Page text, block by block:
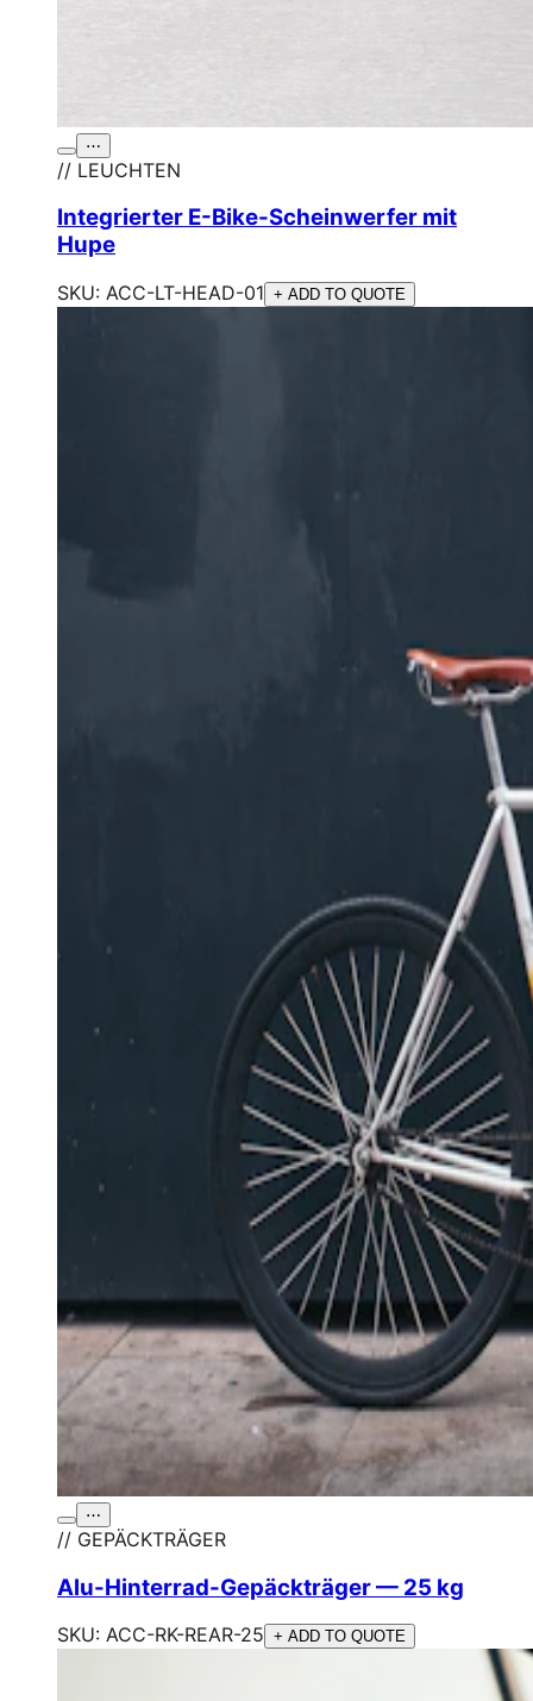
⋯
// LEUCHTEN
Integrierter E-Bike-Scheinwerfer mit
Hupe
SKU: ACC-LT-HEAD-01 + ADD TO QUOTE
⋯
// GEPÄCKTRÄGER
Alu-Hinterrad-Gepäckträger — 25 kg
SKU: ACC-RK-REAR-25 + ADD TO QUOTE